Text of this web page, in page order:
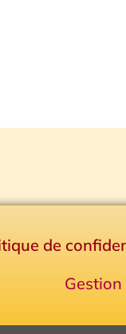
de
Gestion